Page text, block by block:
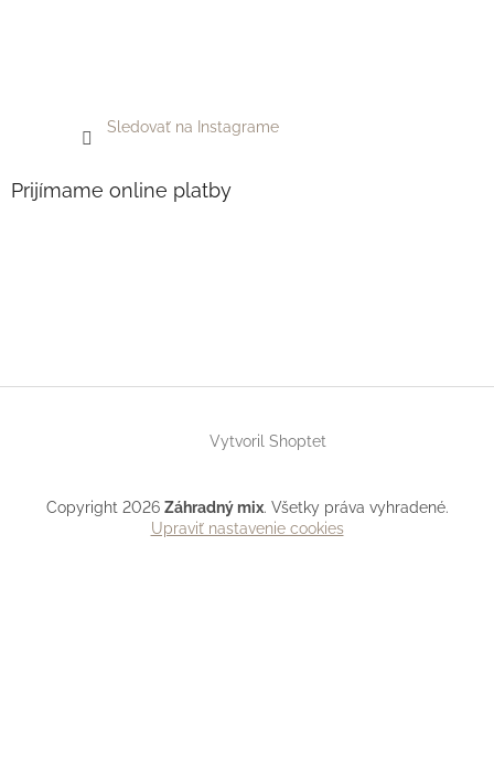
Sledovať na Instagrame
Prijímame online platby
Vytvoril Shoptet
Copyright 2026 Záhradný mix. Všetky práva vyhradené.
Upraviť nastavenie cookies